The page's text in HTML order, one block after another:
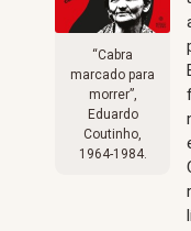
“Cabra
marcado para
morrer”,
Eduardo
Coutinho,
1964-1984.